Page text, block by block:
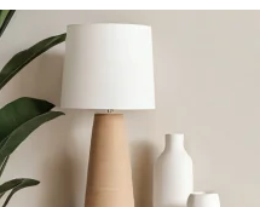
Firmenlogo
Öffnungszeiten
Sichtschutzfolien
Glasbeschriftung